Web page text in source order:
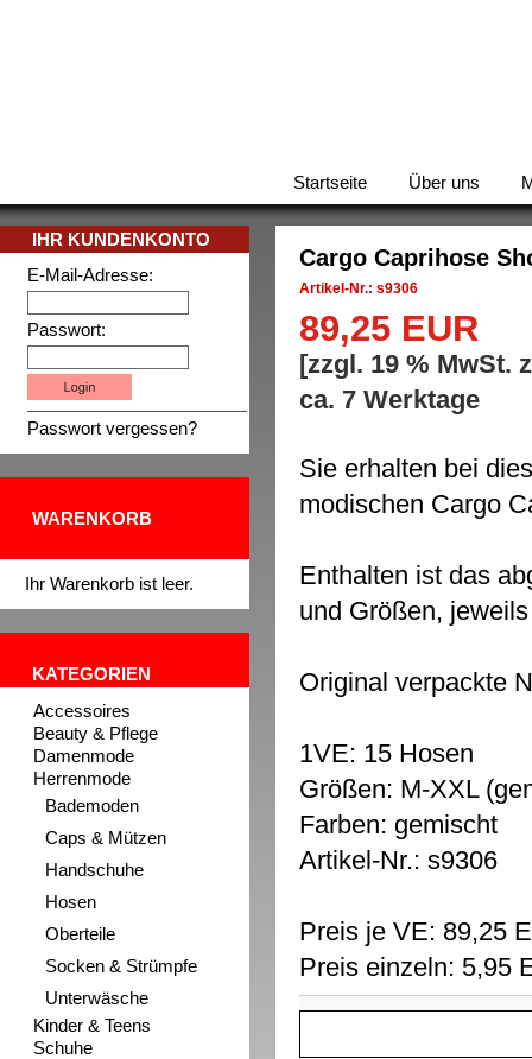
Startseite Über uns
IHR KUNDENKONTO
E-Mail-Adresse:
Passwort:
Passwort vergessen?
WARENKORB
Ihr Warenkorb ist leer.
KATEGORIEN
Accessoires
Beauty & Pflege
Damenmode
Herrenmode
Bademoden
Caps & Mützen
Handschuhe
Hosen
Oberteile
Socken & Strümpfe
Unterwäsche
Kinder & Teens
Schuhe
Cargo Caprihose
Artikel-Nr.: s9306
89,25 EUR
[zzgl. 19 % MwSt.
ca. 7 Werktage
Sie erhalten bei
modischen Cargo
Enthalten ist das
und Größen,
Original verpackte
1VE: 15 Hosen
Größen: M-XXL
Farben: gemischt
Artikel-Nr.: s9306
Preis je VE: 89,25
Preis einzeln: 5,95